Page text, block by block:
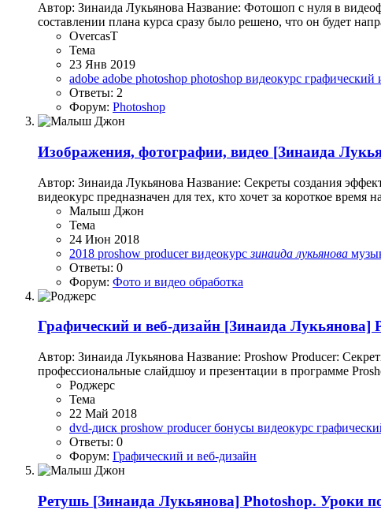
Автор: Зинаида Лукьянова Название: Фотошоп с нуля в
составлении плана курса сразу было решено, что он будет
OvercasT
Тема
23 Янв 2019
adobe adobe photoshop photoshop видеокурс графический
Ответы: 2
Форум: Photoshop
Изображения, фотографии, видео [Зинаида
Автор: Зинаида Лукьянова Название: Секреты создания
видеокурс предназначен для тех, кто хочет за короткое время
Малыш Джон
Тема
24 Июн 2018
2018 proshow producerвидеокурсзинаида лукьянова
Ответы: 0
Форум: Фото и видео обработка
Графический и веб-дизайн [Зинаида Лукьянова]
Автор: Зинаида Лукьянова Название: Proshow Producer:
профессиональные слайдшоу и презентации в программе
Роджерc
Тема
22 Май 2018
dvd-диск proshow producerбонусы видеокурс
Ответы: 0
Форум: Графический и веб-дизайн
Ретушь [Зинаида Лукьянова] Photoshop. Уроки